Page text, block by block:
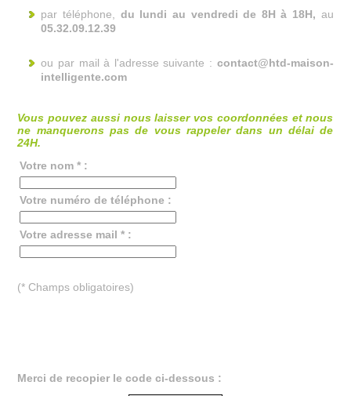
par téléphone, du lundi au vendredi de 8H à 18H, au
05.32.09.12.39
ou par mail à l'adresse suivante : contact@htd-maison-
intelligente.com
Vous pouvez aussi nous laisser vos coordonnées et nous
ne manquerons pas de vous rappeler dans un délai de
24H.
Votre nom * :
Votre numéro de téléphone :
Votre adresse mail * :
(* Champs obligatoires)
Merci de recopier le code ci-dessous :